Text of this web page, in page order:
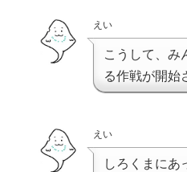
えい
こうして、み
る作戦が開始
えい
しろくまにあ